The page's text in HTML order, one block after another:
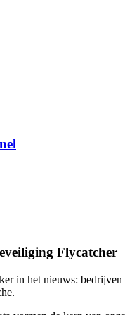
Flycatcher
in het nieuws: